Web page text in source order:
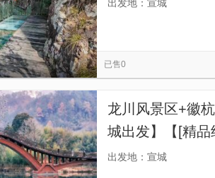
出发地：宣城
已售0
龙川风景区+徽
城出发】【[精
旅行，真正的纯
出发地：宣城